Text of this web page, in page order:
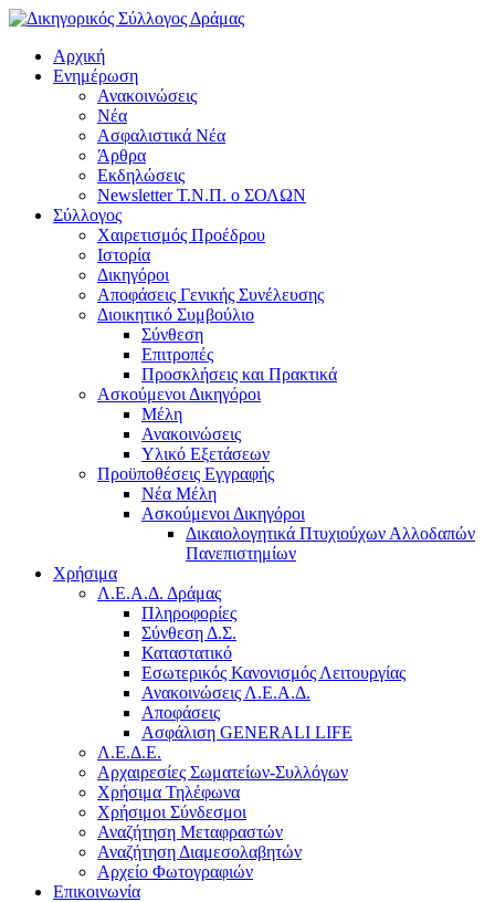
Αρχική
Ενημέρωση
Ανακοινώσεις
Νέα
Ασφαλιστικά Νέα
Άρθρα
Εκδηλώσεις
Newsletter Τ.Ν.Π. ο ΣΟΛΩΝ
Σύλλογος
Χαιρετισμός Προέδρου
Ιστορία
Δικηγόροι
Αποφάσεις Γενικής Συνέλευσης
Διοικητικό Συμβούλιο
Σύνθεση
Επιτροπές
Προσκλήσεις και Πρακτικά
Ασκούμενοι Δικηγόροι
Μέλη
Ανακοινώσεις
Υλικό Εξετάσεων
Προϋποθέσεις Εγγραφής
Νέα Μέλη
Ασκούμενοι Δικηγόροι
Δικαιολογητικά Πτυχιούχων Αλλοδαπών
Πανεπιστημίων
Χρήσιμα
Λ.Ε.Α.Δ. Δράμας
Πληροφορίες
Σύνθεση Δ.Σ.
Καταστατικό
Εσωτερικός Κανονισμός Λειτουργίας
Ανακοινώσεις Λ.Ε.Α.Δ.
Αποφάσεις
Ασφάλιση GENERALI LIFE
Λ.Ε.Δ.Ε.
Αρχαιρεσίες Σωματείων-Συλλόγων
Χρήσιμα Τηλέφωνα
Χρήσιμοι Σύνδεσμοι
Αναζήτηση Μεταφραστών
Αναζήτηση Διαμεσολαβητών
Αρχείο Φωτογραφιών
Επικοινωνία